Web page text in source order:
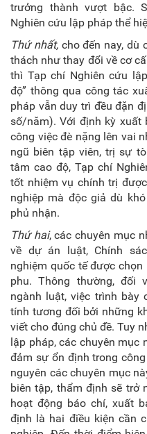
trưởng thành vượt bậc.
Nghiên cứu lập pháp thể
Thứ nhất,cho đến nay, dù
thách như thay đổi về cơ
thì Tạp chí Nghiên cứu
độ” thông qua công tác
pháp vẫn duy trì đều đặn
số/năm). Với định kỳ xuất
công việc đè nặng lên vai
ngũ biên tập viên, trị sự
tâm cao độ, Tạp chí
tốt nhiệm vụ chính trị
nghiệp mà độc giả dù
phủ nhận.
Thứ hai, các chuyên mục
về dự án luật, Chính
nghiệm quốc tế được
phu. Thông thường, đối
ngành luật, việc trình bày
tính tương đối bởi những
viết cho đúng chủ đề. Tuy
lập pháp, các chuyên mục
đảm sự ổn định trong
nguyên các chuyên mục
biên tập, thẩm định sẽ trở
hoạt động báo chí, xuất
định là hai điều kiện cần